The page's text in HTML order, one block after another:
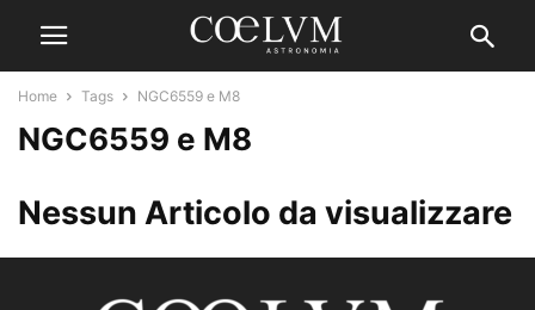
Home Tags NGC6559 e M8
NGC6559 e M8
Nessun Articolo da visualizzare